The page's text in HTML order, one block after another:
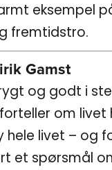
eksempel
fremtidstro.
Gamst
og godt i
om livet
hele livet – og
et spørsmål